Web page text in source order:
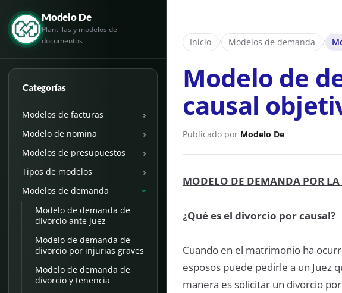
Modelo De
Plantillas y modelos de
documentos
Categorías
Modelos de facturas ›
Modelo de nomina ›
Modelos de presupuestos ›
Tipos de modelos ›
Modelos de demanda ›
Modelo de demanda de
divorcio ante juez
Modelo de demanda de
divorcio por injurias graves
Modelo de demanda de
divorcio y tenencia
Inicio / Modelos de demanda /
Modelo de
causal
Publicado por Modelo De
MODELO DE DEMANDA POR LA
¿Qué es el divorcio por causal?
Cuando en el matrimonio ha
esposos puede pedirle a un Juez
manera es solicitar un divorcio